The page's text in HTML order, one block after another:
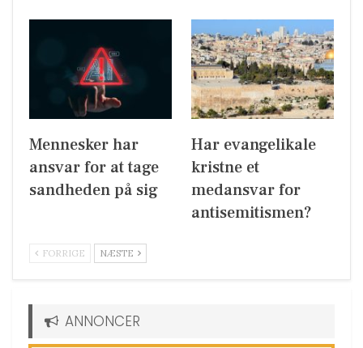
Mennesker har
ansvar for at tage
sandheden på sig
Har evangelikale
kristne et
medansvar for
antisemitismen?
FORRIGE NÆSTE
ANNONCER